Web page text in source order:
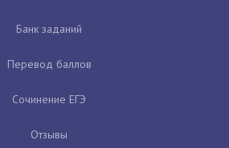
Банк заданий
Перевод баллов
Сочинение ЕГЭ
Отзывы